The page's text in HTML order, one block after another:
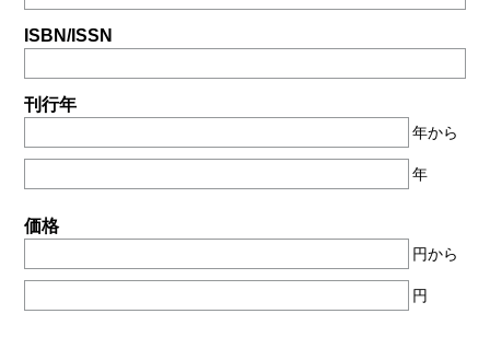
ISBN/ISSN
刊行年
年から
年
価格
円から
円